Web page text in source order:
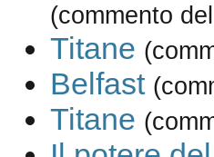
(commento
Titane
Belfast
Titane